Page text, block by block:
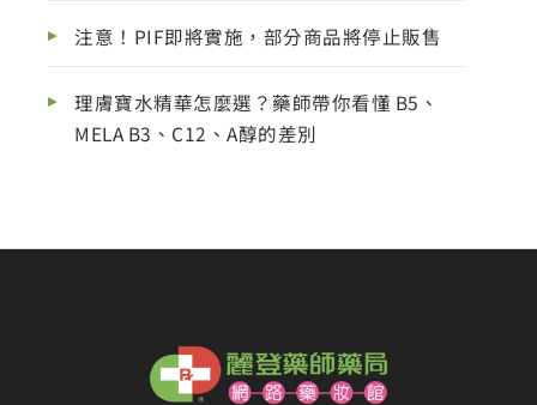
注意！PIF即將實施，部分商品將停止販售
理膚寶水精華怎麼選？藥師帶你看懂 B5、
MELA B3、C12、A醇的差別